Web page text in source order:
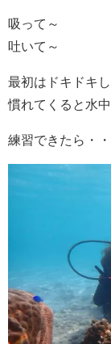
吸って～
吐いて～
最初はドキドキ
慣れてくると水
練習できたら・・